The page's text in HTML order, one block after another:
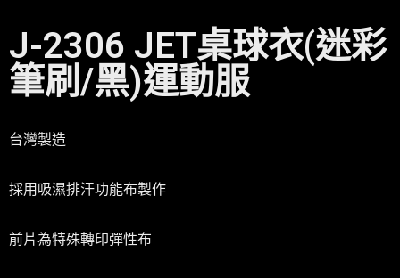
J-2306 JET桌球衣(迷彩
筆刷/黑)運動服
台灣製造
採用吸濕排汗功能布製作
前片為特殊轉印彈性布